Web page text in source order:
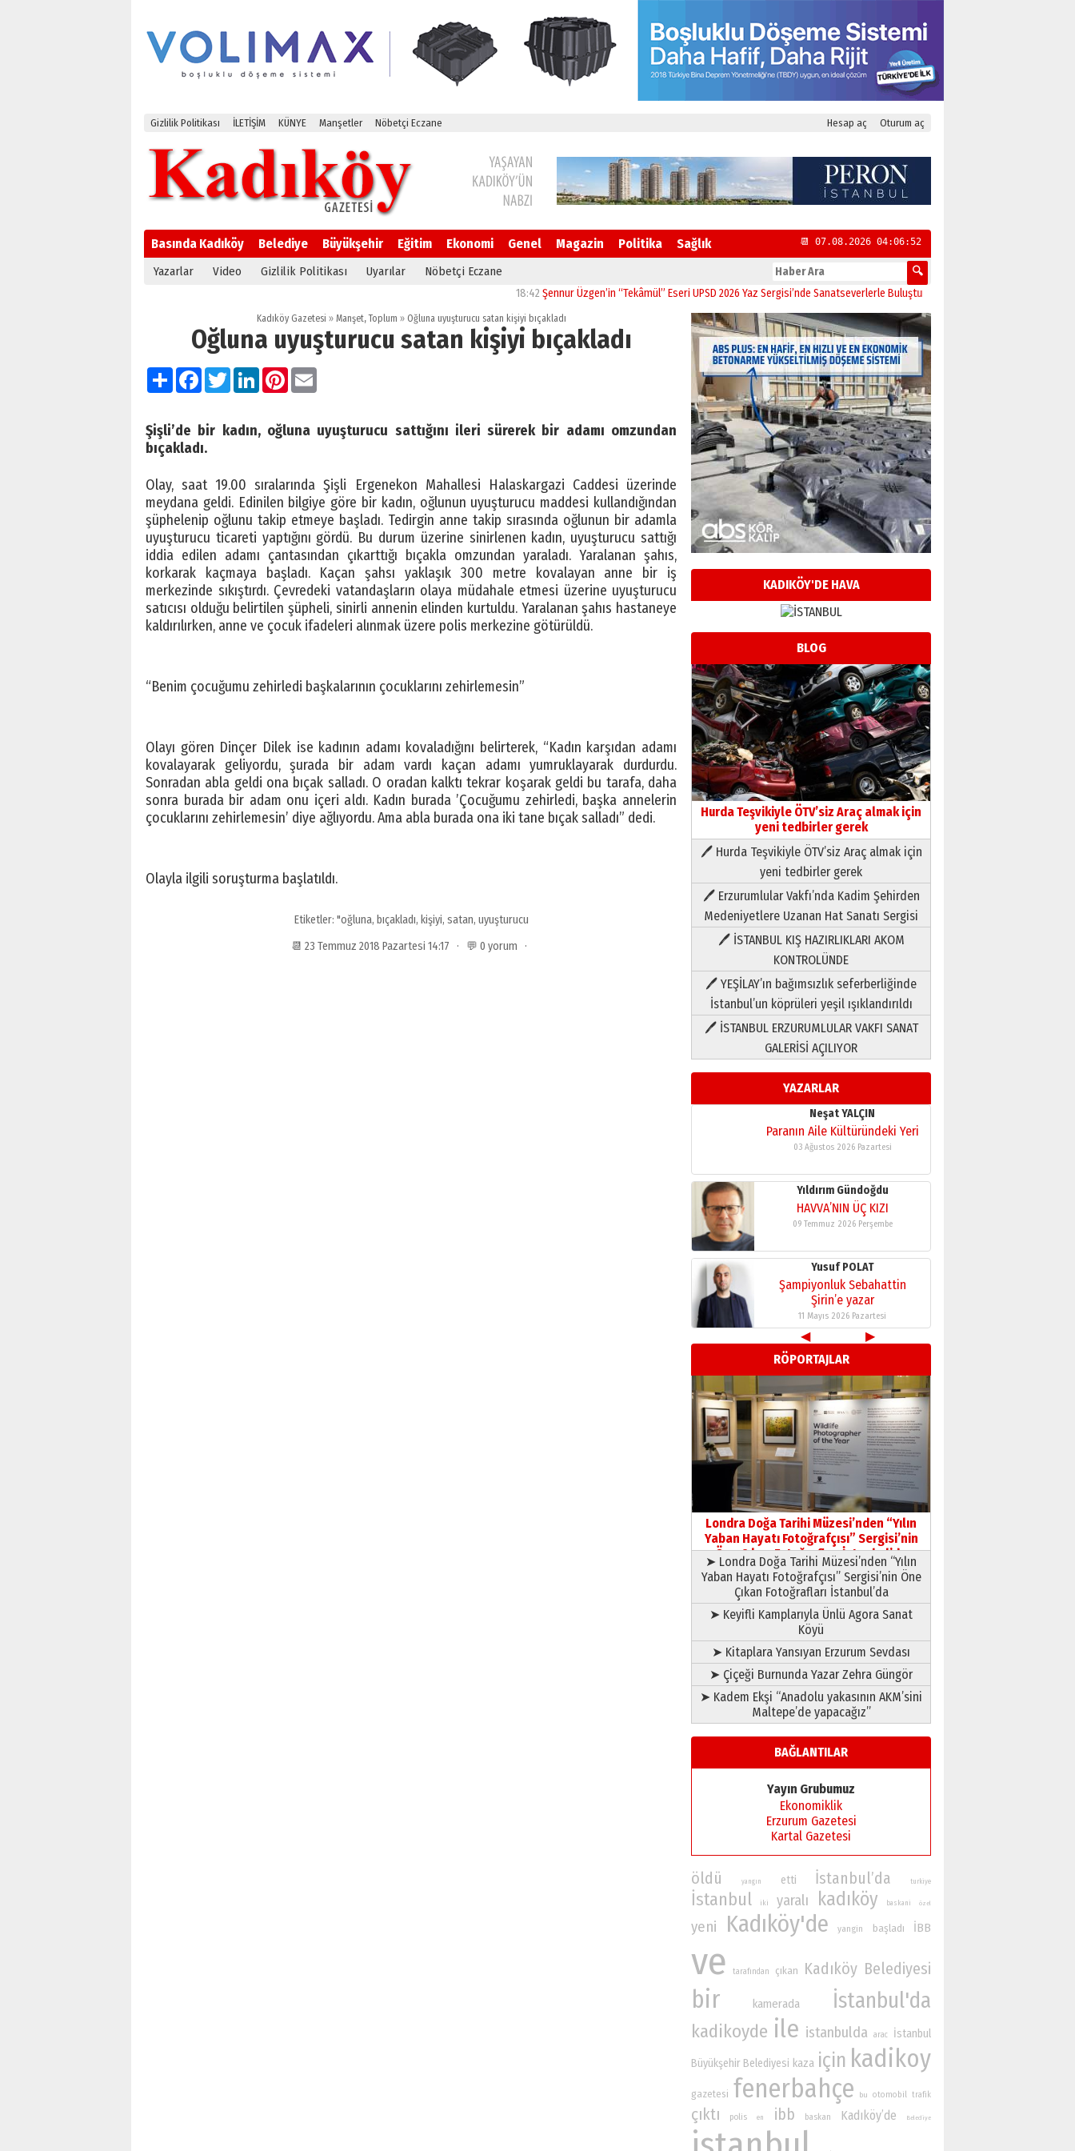
Gizlilik Politikası İLETİŞİM KÜNYE Manşetler Nöbetçi Eczane Hesap aç Oturum aç
Basında Kadıköy Belediye Büyükşehir Eğitim Ekonomi Genel Magazin Politika Sağlık 📆 07.08.2026 04:06:53
Yazarlar Video Gizlilik Politikası Uyarılar Nöbetçi Eczane
Şennur Üzgen’in “Tekâmül” Eseri UPSD 2026 Yaz Sergisi’nde Sanatseverlerle Buluştu 11:21CHP Kadıköy İlçe Başkanlığı’na
Kadıköy Gazetesi » Manşet,Toplum »Oğluna uyuşturucu satan kişiyi bıçakladı
Oğluna uyuşturucu satan kişiyi bıçakladı
PaylaşFacebook
TwitterLinkedInPinterest
Şişli’de bir kadın, oğluna uyuşturucu sattığını ileri sürerek bir adamı omzundan
bıçakladı.
Olay, saat 19.00 sıralarında Şişli Ergenekon Mahallesi Halaskargazi Caddesi üzerinde
meydana geldi. Edinilen bilgiye göre bir kadın, oğlunun uyuşturucu maddesi kullandığından
şüphelenip oğlunu takip etmeye başladı. Tedirgin anne takip sırasında oğlunun bir adamla
uyuşturucu ticareti yaptığını gördü. Bu durum üzerine sinirlenen kadın, uyuşturucu sattığı
iddia edilen adamı çantasından çıkarttığı bıçakla omzundan yaraladı. Yaralanan şahıs,
korkarak kaçmaya başladı. Kaçan şahsı yaklaşık 300 metre kovalayan anne bir iş
merkezinde sıkıştırdı. Çevredeki vatandaşların olaya müdahale etmesi üzerine uyuşturucu
satıcısı olduğu belirtilen şüpheli, sinirli annenin elinden kurtuldu. Yaralanan şahıs hastaneye
kaldırılırken, anne ve çocuk ifadeleri alınmak üzere polis merkezine götürüldü.
“Benim çocuğumu zehirledi başkalarının çocuklarını zehirlemesin”
Olayı gören Dinçer Dilek ise kadının adamı kovaladığını belirterek, “Kadın karşıdan adamı
kovalayarak geliyordu, şurada bir adam vardı kaçan adamı yumruklayarak durdurdu.
Sonradan abla geldi ona bıçak salladı. O oradan kalktı tekrar koşarak geldi bu tarafa, daha
sonra burada bir adam onu içeri aldı. Kadın burada ’Çocuğumu zehirledi, başka annelerin
çocuklarını zehirlemesin’ diye ağlıyordu. Ama abla burada ona iki tane bıçak salladı” dedi.
Olayla ilgili soruşturma başlatıldı.
Etiketler: "oğluna, bıçakladı, kişiyi, satan, uyuşturucu
📆 23 Temmuz 2018 Pazartesi 14:17 · 💬 0 yorum ·
KADIKÖY'DE HAVA
BLOG
Hurda Teşvikiyle ÖTV’siz Araç almak için
yeni tedbirler gerek
🖊 Hurda Teşvikiyle ÖTV’siz Araç almak için
yeni tedbirler gerek
🖊 Erzurumlular Vakfı’nda Kadim Şehirden
Medeniyetlere Uzanan Hat Sanatı Sergisi
🖊 İSTANBUL KIŞ HAZIRLIKLARI AKOM
KONTROLÜNDE
🖊 YEŞİLAY’ın bağımsızlık seferberliğinde
İstanbul’un köprüleri yeşil ışıklandırıldı
🖊 İSTANBUL ERZURUMLULAR VAKFI SANAT
GALERİSİ AÇILIYOR
YAZARLAR
Neşat YALÇIN
Paranın Aile Kültüründeki Yeri
03 Ağustos 2026 Pazartesi
Yıldırım Gündoğdu
HAVVA’NIN ÜÇ KIZI
09 Temmuz 2026 Perşembe
Yusuf POLAT
Şampiyonluk Sebahattin
Şirin’e yazar
11 Mayıs 2026 Pazartesi
Neşat YALÇIN
Paranın Aile Kültüründeki Yeri
03 Ağustos 2026 Pazartesi
Yıldırım Gündoğdu
HAVVA’NIN ÜÇ KIZI
09 Temmuz 2026 Perşembe
Yusuf POLAT
Şampiyonluk Sebahattin
Şirin’e yazar
11 Mayıs 2026 Pazartesi
Neşat YALÇIN
Paranın Aile Kültüründeki Yeri
03 Ağustos 2026 Pazartesi
Yıldırım Gündoğdu
HAVVA’NIN ÜÇ KIZI
09 Temmuz 2026 Perşembe
Yusuf POLAT
Şampiyonluk Sebahattin
Şirin’e yazar
11 Mayıs 2026 Pazartesi
◀
▶
RÖPORTAJLAR
Londra Doğa Tarihi Müzesi’nden “Yılın
Yaban Hayatı Fotoğrafçısı” Sergisi’nin
Öne Çıkan Fotoğrafları İstanbul’da
➤ Londra Doğa Tarihi Müzesi’nden “Yılın
Yaban Hayatı Fotoğrafçısı” Sergisi’nin Öne
Çıkan Fotoğrafları İstanbul’da
➤ Keyifli Kamplarıyla Ünlü Agora Sanat
Köyü
➤ Kitaplara Yansıyan Erzurum Sevdası
➤ Çiçeği Burnunda Yazar Zehra Güngör
➤ Kadem Ekşi “Anadolu yakasının AKM’sini
Maltepe’de yapacağız”
BAĞLANTILAR
Yayın Grubumuz
Ekonomiklik
Erzurum Gazetesi
Kartal Gazetesi
öldü yangın etti İstanbul’da turkiye
İstanbul iki yaralı kadıköy baskani özel
yeni Kadıköy'de yangin başladı İBB
ve tarafından çıkan Kadıköy Belediyesi
bir kamerada İstanbul'da
kadikoyde ile istanbulda arac İstanbul
Büyükşehir Belediyesi kaza için kadikoy
gazetesi fenerbahçe bu otomobil trafik
çıktı polis en ibb baskan Kadıköy’de Belediye